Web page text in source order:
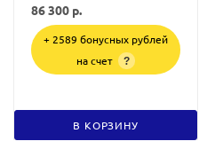
86 300 р.
+ 2589 бонусных рублей
на счет
?
В КОРЗИНУ